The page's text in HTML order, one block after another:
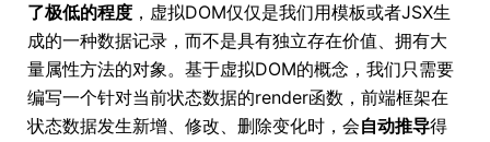
了极低的程度 ，虚拟DOM仅仅是我们用模板或者JSX生
成的一种数据记录，而不是具有独立存在价值、拥有大
量属性方法的对象。基于虚拟DOM的概念，我们只需要
编写一个针对当前状态数据的render函数，前端框架在
状态数据发生新增、修改、删除变化时，会自动推导得